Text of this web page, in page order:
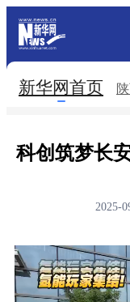
新华网首页
北京
山东
广东
科创筑梦长
2025-